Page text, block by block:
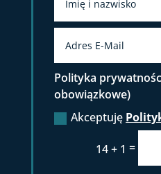
Polityka
obowiązkowe)
Akceptuję
14 + 1 =